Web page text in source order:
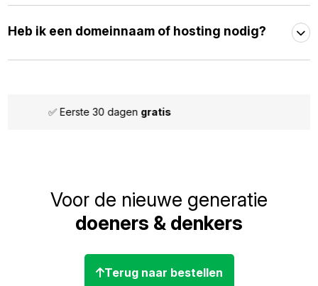
Heb ik een domeinnaam of hosting nodig?
✅ Maandelijksopzegbaar
Voor de nieuwe generatie
doeners & denkers
Terug naar bestellen